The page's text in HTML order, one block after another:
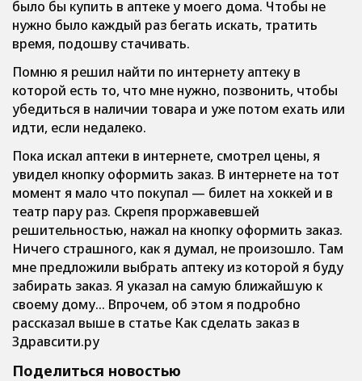
было бы купить в аптеке у моего дома. Чтобы не
нужно было каждый раз бегать искать, тратить
время, подошву стачивать.
Помню я решил найти по интернету аптеку в
которой есть то, что мне нужно, позвонить, чтобы
убедиться в наличии товара и уже потом ехать или
идти, если недалеко.
Пока искал аптеки в интернете, смотрел цены, я
увидел кнопку оформить заказ. В интернете на тот
момент я мало что покупал — билет на хоккей и в
театр пару раз. Скрепя проржавевшей
решительностью, нажал на кнопку оформить заказ.
Ничего страшного, как я думал, не произошло. Там
мне предложили выбрать аптеку из которой я буду
забирать заказ. Я указал на самую ближайшую к
своему дому… Впрочем, об этом я подробно
рассказал выше в статье Как сделать заказ в
Здравсити.ру
Поделиться новостью